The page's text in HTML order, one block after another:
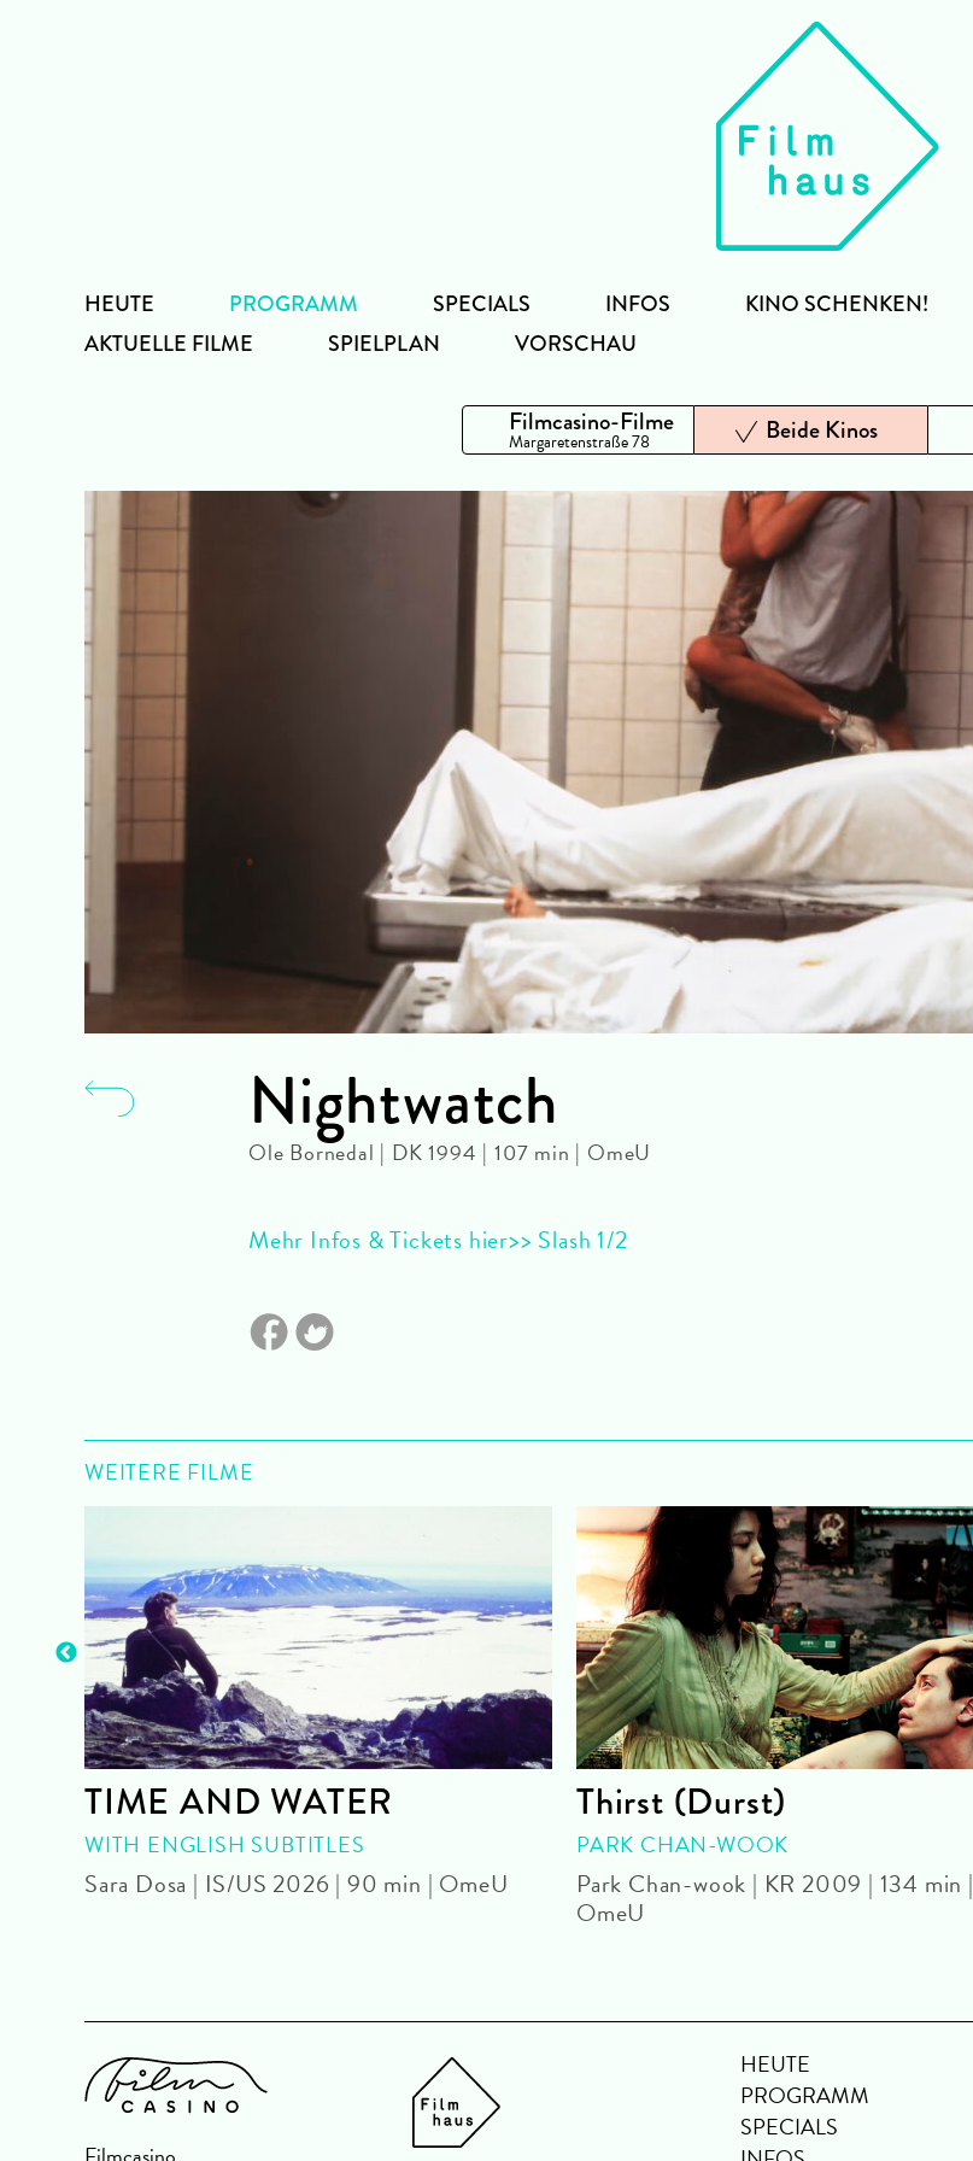
HEUTE
PROGRAMM
AKTUELLE FILME
SPIELPLAN VORSCHAU
SPECIALS INFOS KINO SCHENKEN!
Filmcasino-Filme
Margaretenstraße 78 Beide Kinos
Nightwatch
Ole Bornedal | DK 1994 | 107 min | OmeU
Mehr Infos & Tickets hier>> Slash 1/2
WEITERE FILME
TIME AND WATER
WITH ENGLISH SUBTITLES
Sara Dosa | IS/US 2026 | 90 min | OmeU
Thirst (Durst)
PARK CHAN-WOOK
Park Chan-wook | KR 2009 | 134 min |
OmeU
HEUTE
PROGRAMM
SPECIALS